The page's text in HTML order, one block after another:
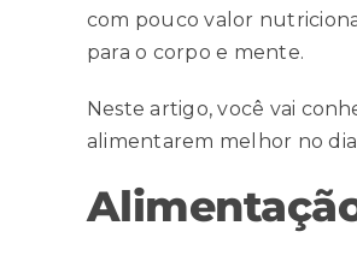
com pouco valor
para o corpo e mente.
Neste artigo, você vai
alimentarem melhor no